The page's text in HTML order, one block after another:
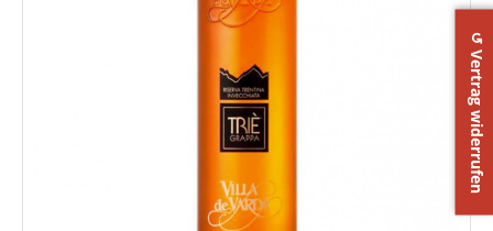
↺ Vertrag widerrufen